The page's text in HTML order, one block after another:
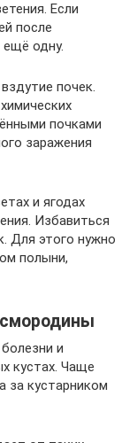
Если
после
одну.
почек.
почками
заражения
и ягодах
Избавиться
Для этого нужно
полыни,
и
кустах. Чаще
за кустарником